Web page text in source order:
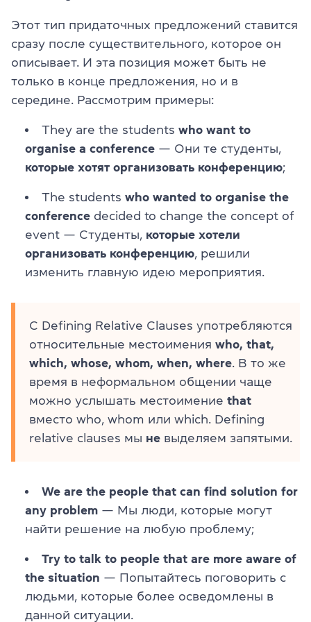
Этот тип придаточных предложений ставится
сразу после существительного, которое он
описывает. И эта позиция может быть не
только в конце предложения, но и в
середине. Рассмотрим примеры:
They are the students who want to
organise a conference — Они те студенты,
которые хотят организовать конференцию;
The students who wanted to organise the
conference decided to change the concept of
event — Студенты, которые хотели
организовать конференцию , решили
изменить главную идею мероприятия.
С Defining Relative Clauses употребляются
относительные местоимения who, that,
which, whose, whom, when, where . В то же
время в неформальном общении чаще
можно услышать местоимение that
вместо who, whom или which. Defining
relative clauses мы не выделяем запятыми.
We are the people that can find solution for
any problem — Мы люди, которые могут
найти решение на любую проблему;
Try to talk to people that are more aware of
the situation — Попытайтесь поговорить с
людьми, которые более осведомлены в
данной ситуации.